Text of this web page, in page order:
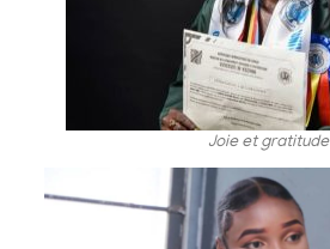
Joie et gratitude